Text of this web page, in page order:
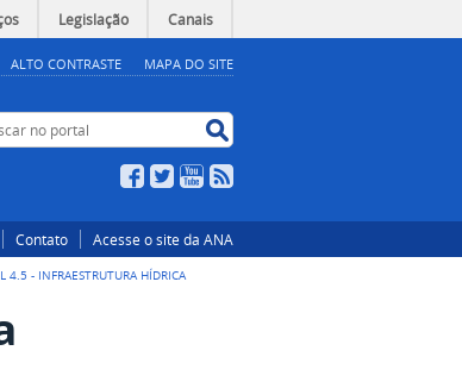
Legislação Canais
ALTO CONTRASTE MAPA DO SITE
no portal
Facebook
TwitterYouTube
Contato Acesse o site da ANA
4.5 - INFRAESTRUTURA HÍDRICA